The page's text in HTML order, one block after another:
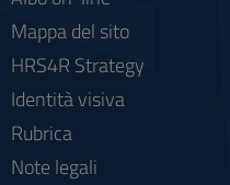
Mappa del sito
HRS4R Strategy
Identità visiva
Rubrica
Note legali